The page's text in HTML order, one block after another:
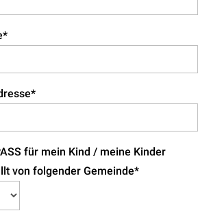
für mein Kind / meine Kinder
von folgender Gemeinde*